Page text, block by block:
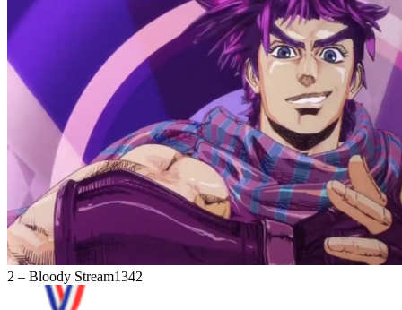
2 – Bloody Stream1342